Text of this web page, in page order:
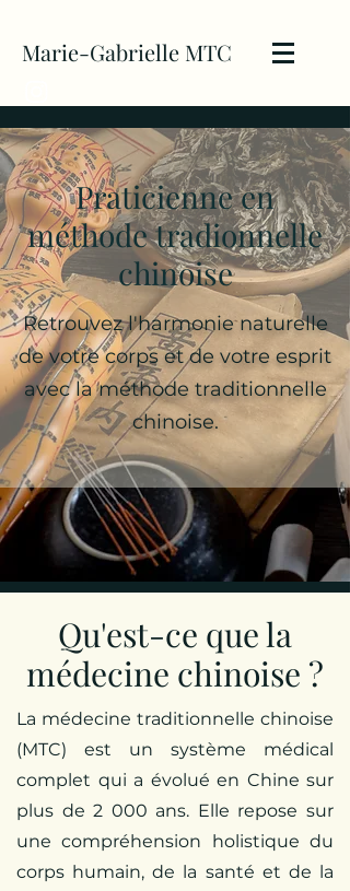
Marie-Gabrielle MTC
Praticienne en
méthode tradionnelle
chinoise
Retrouvez l'harmonie naturelle
de votre corps et de votre esprit
avec la méthode traditionnelle
chinoise.
Qu'est-ce que la
médecine chinoise ?
La médecine traditionnelle chinoise
(MTC) est un système médical
complet qui a évolué en Chine sur
plus de 2 000 ans. Elle repose sur
une compréhension holistique du
corps humain, de la santé et de la